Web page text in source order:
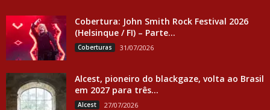
Cobertura: John Smith Rock Festival 2026
(Helsinque / FI) – Parte...
Coberturas 31/07/2026
Alcest, pioneiro do blackgaze, volta ao Brasil
em 2027 para três...
Alcest 27/07/2026